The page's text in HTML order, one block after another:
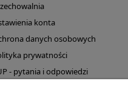
konta
danych osobowych
prywatności
- pytania i odpowiedzi